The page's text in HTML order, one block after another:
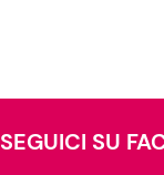
SEGUICI SU